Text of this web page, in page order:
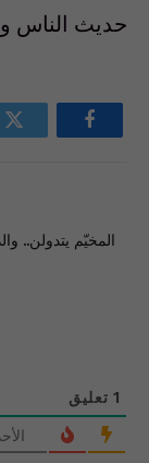
حديث الناس
فيسبوك
المخيّم يتدولن..
1 تعليق